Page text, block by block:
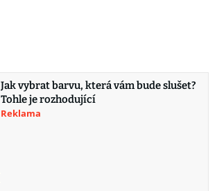
Jak vybrat barvu, která vám bude slušet?
Tohle je rozhodující
Reklama